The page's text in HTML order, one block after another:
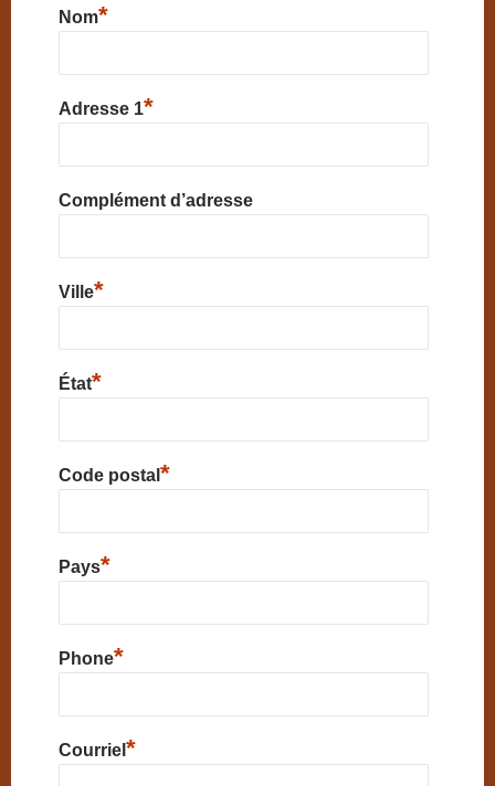
Nom*
Adresse 1*
Complément d’adresse
Ville*
État*
Code postal *
Pays*
Phone*
Courriel *